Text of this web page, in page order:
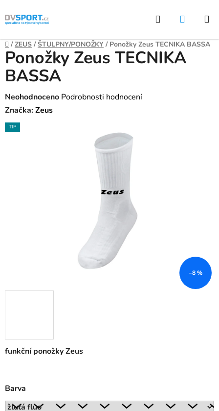
Přejít
na
Hledat
Domů
/ ZEUS / ŠTULPNY/PONOŽKY / Ponožky Zeus TECNIKA BASSA
funkční ponožky Zeus
Barva
Ponožky Zeus TECNIKA
BASSA
Průměrné
hodnocení
produktu
Neohodnoceno Podrobnosti hodnocení
Značka:Zeus
TIP
–8 %